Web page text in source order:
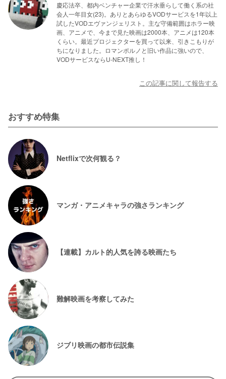
慶応法卒、都内ベンチャー企業で汗水垂らして働く系の社
会人一年目女(23)。ありとあらゆるVODサービスを1年以上
試したVODエヴァンジェリスト。主な守備範囲はホラー映
画、アニメで、今まで見た映画は2000本、アニメは120本
くらい。最近プロジェクターを買って以来、引きこもりが
ちになりました。ロマンポルノと旧い作品に強いので、
VODサービスならU-NEXT推し！
この記事に関して報告する
おすすめ特集
Netflixで次何観る？
マンガ・アニメキャラの強さランキング
【連載】カルト的人気を誇る映画たち
難解映画を考察してみた
ジブリ映画の都市伝説集